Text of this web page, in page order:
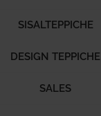
SISALTEPPICHE
DESIGN TEPPICHE
SALES